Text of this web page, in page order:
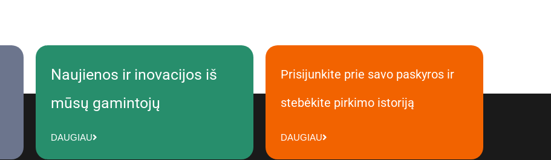
Naujienos ir inovacijos iš
mūsų gamintojų
DAUGIAU
Prisijunkite prie savo paskyros ir
stebėkite pirkimo istoriją
DAUGIAU